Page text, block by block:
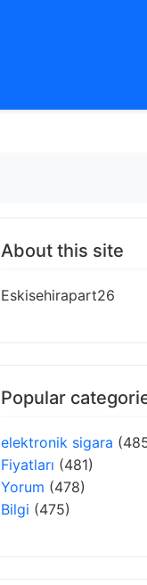
About this site
Eskisehirapart26
Popular
elektronik sigara
Fiyatları (481)
Yorum (478)
Bilgi (475)